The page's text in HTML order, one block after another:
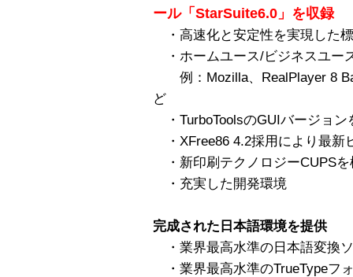
ール「StarSuite6.0」を収録
・高速化と安定性を実現した
・ホームユース/ビジネスユー
例：Mozilla、RealPlayer 8
ど
・TurboToolsのGUIバージョン
・XFree86 4.2採用により最新
・新印刷テクノロジーCUPSを
・充実した開発環境
完成された日本語環境を提供
・業界最高水準の日本語変換
・業界最高水準のTrueTypeフ